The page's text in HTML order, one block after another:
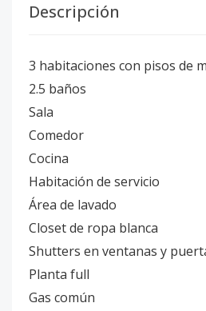
Descripción
3 habitaciones con pisos de
2.5 baños
Sala
Comedor
Cocina
Habitación de servicio
Área de lavado
Closet de ropa blanca
Shutters en ventanas y
Planta full
Gas común